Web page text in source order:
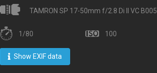
TAMRON SP 17-50mm f/2.8 Di II VC B005
1/80 100
Show EXIF data